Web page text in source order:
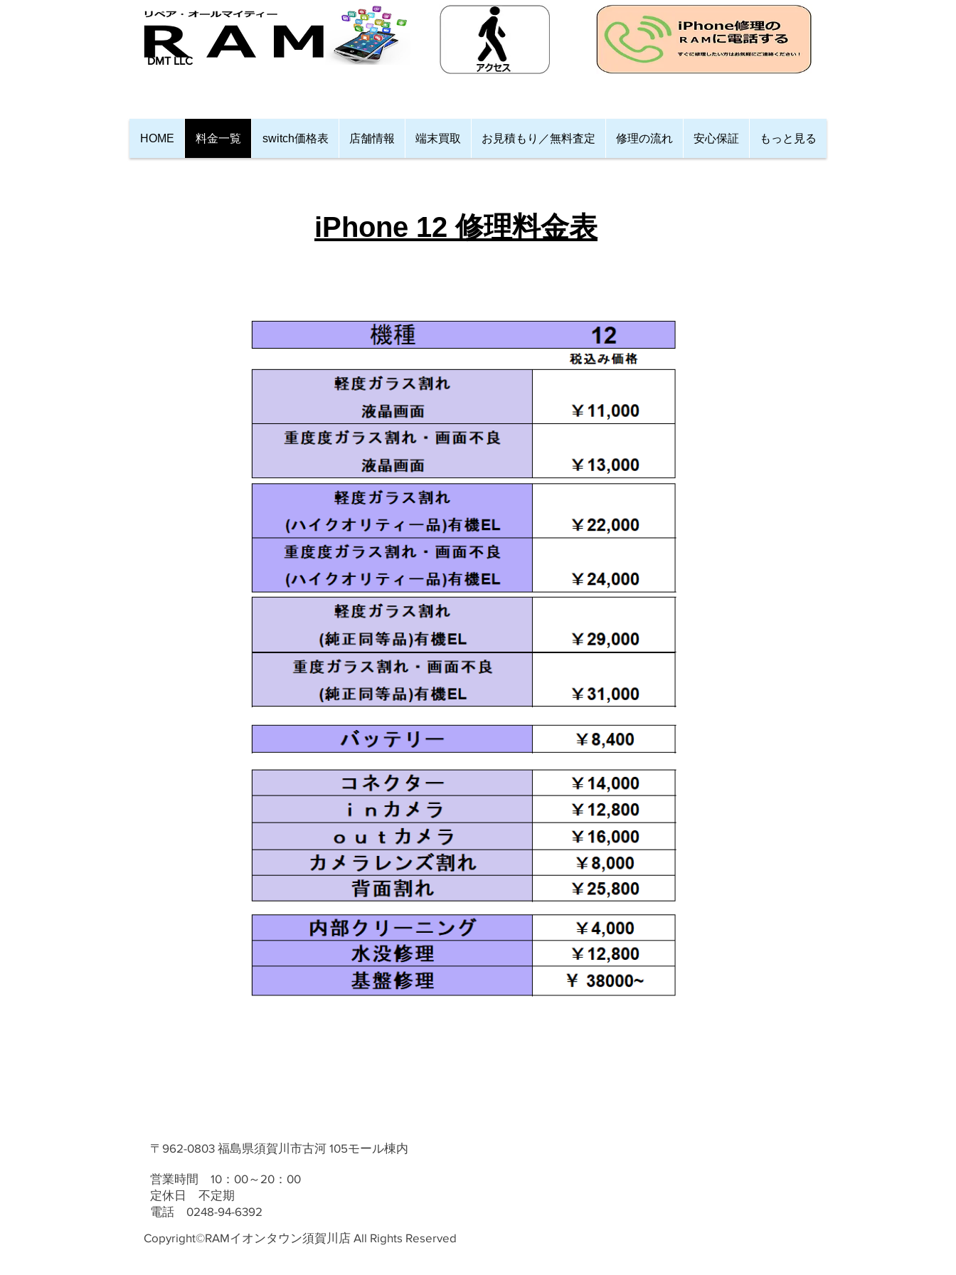
​DMT LLC
HOME 料金一覧 switch価格表 店舗情報 端末買取 お見積もり／無料査定 修理の流れ 安心保証 もっと見る
iPhone 12 修理料金表
〒962-0803 福島県須賀川市古河 105モール棟内
営業時間 10：00～20：00
定休日 不定期
電話 0248-94-6392
Copyright©RAMイオンタウン須賀川店 All Rights Reserved